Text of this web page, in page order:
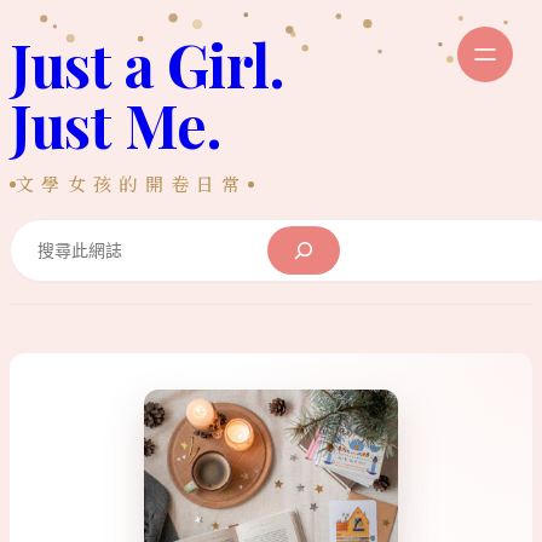
至
主
內
容
Just a Girl.
Just Me.
文學女孩的開卷日常